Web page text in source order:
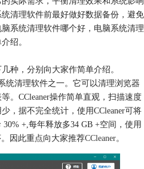
清理软件前最好做好数据备份，避免
系统清理软件哪个好，电脑系统清理
绍。
种，分别向大家作简单介绍。
统清理软件之一。它可以清理浏览器
。CCleaner操作简单直观，扫描速度
，据不完全统计，使用CCleaner可将
+,每年释放多34 GB +空间，使用
因此重点向大家推荐CCleaner。